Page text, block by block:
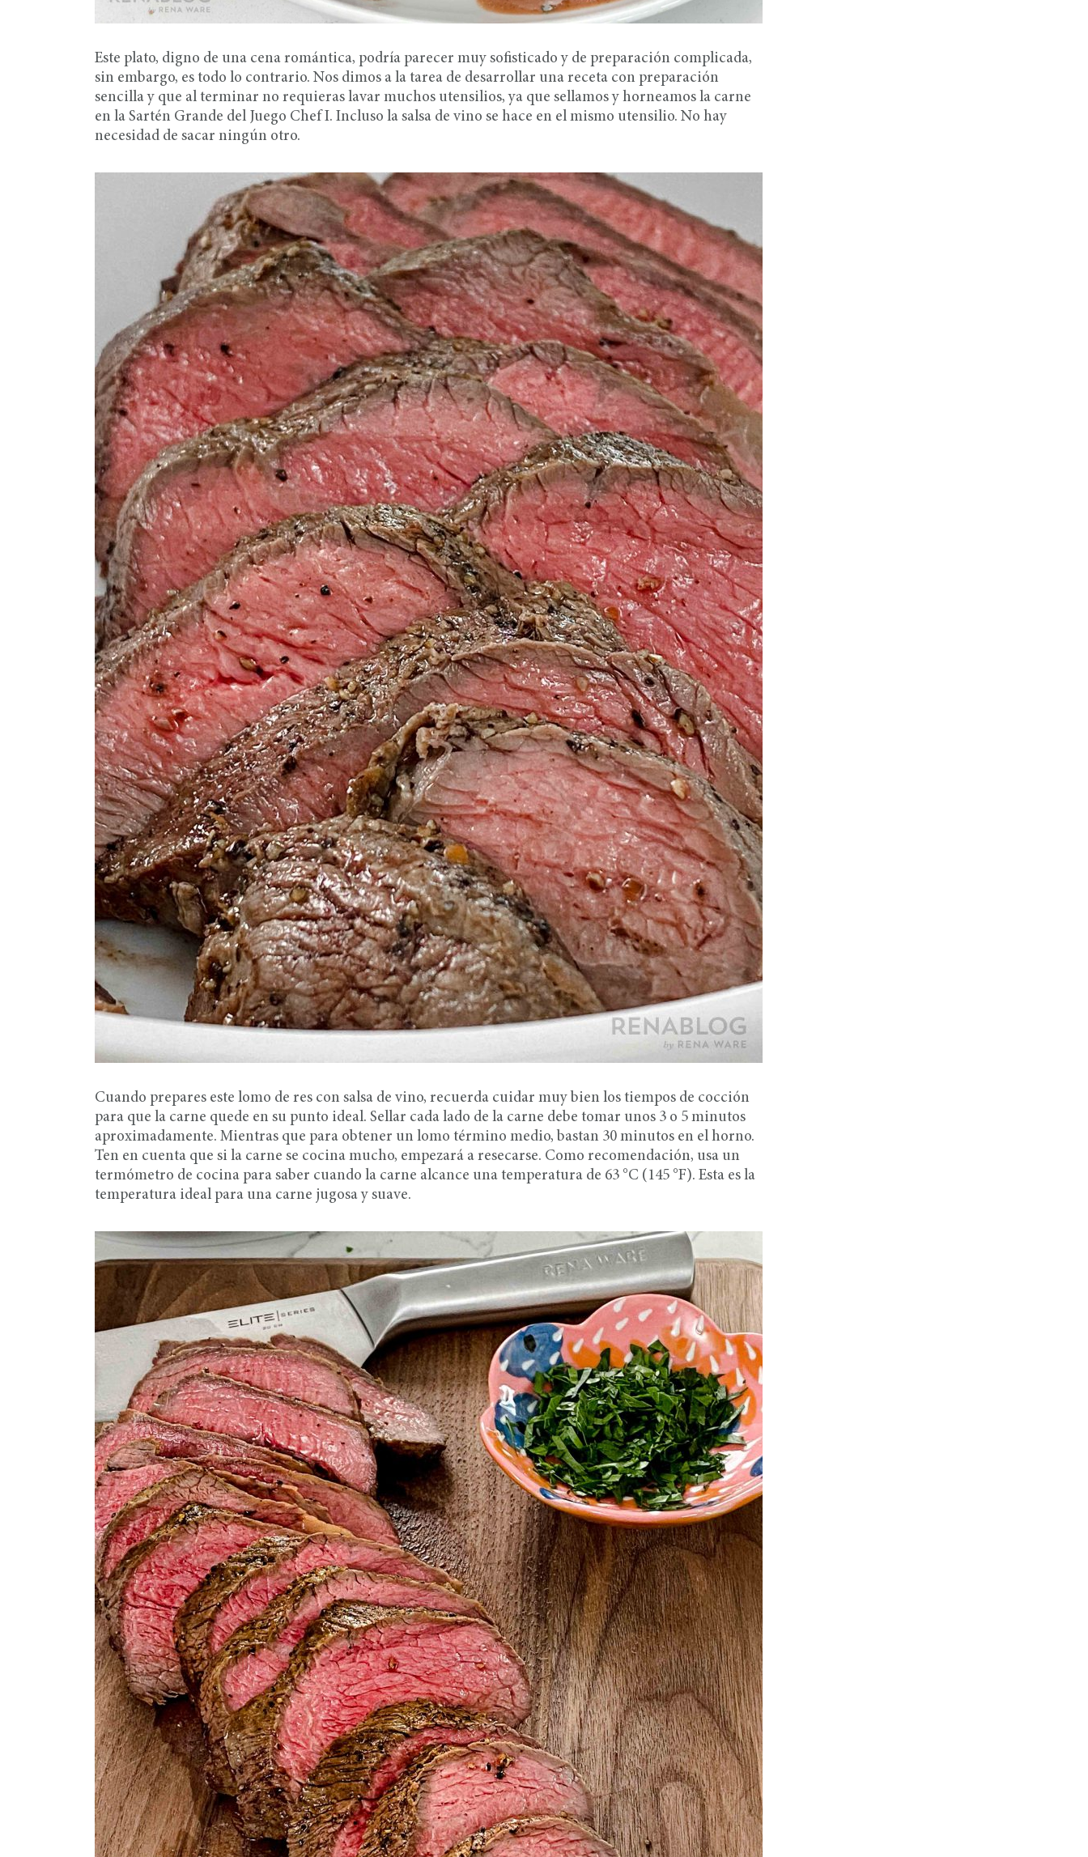
Este plato, digno de una cena romántica, podría parecer muy sofisticado y de preparación complicada,
sin embargo, es todo lo contrario. Nos dimos a la tarea de desarrollar una receta con preparación
sencilla y que al terminar no requieras lavar muchos utensilios, ya que sellamos y horneamos la carne
en la Sartén Grande del Juego Chef I. Incluso la salsa de vino se hace en el mismo utensilio. No hay
necesidad de sacar ningún otro.
Cuando prepares este lomo de res con salsa de vino, recuerda cuidar muy bien los tiempos de cocción
para que la carne quede en su punto ideal. Sellar cada lado de la carne debe tomar unos 3 o 5 minutos
aproximadamente. Mientras que para obtener un lomo término medio, bastan 30 minutos en el horno.
Ten en cuenta que si la carne se cocina mucho, empezará a resecarse. Como recomendación, usa un
termómetro de cocina para saber cuando la carne alcance una temperatura de 63 °C (145 °F). Esta es la
temperatura ideal para una carne jugosa y suave.